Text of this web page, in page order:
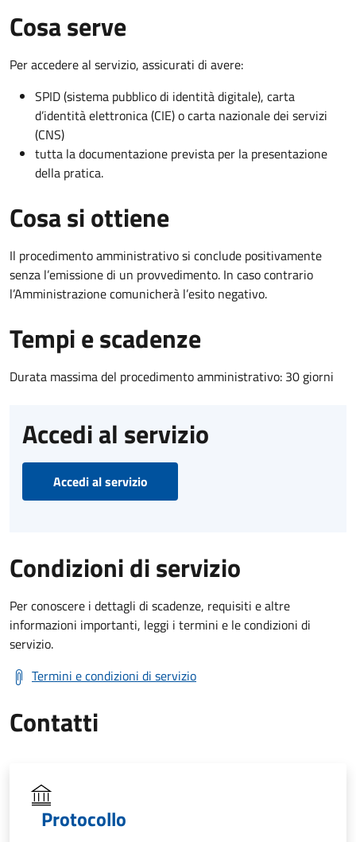
Cosa serve
Per accedere al servizio, assicurati di avere:
SPID (sistema pubblico di identità digitale), carta
d’identità elettronica (CIE) o carta nazionale dei servizi
(CNS)
tutta la documentazione prevista per la presentazione
della pratica.
Cosa si ottiene
Il procedimento amministrativo si conclude positivamente
senza l’emissione di un provvedimento. In caso contrario
l’Amministrazione comunicherà l’esito negativo.
Tempi e scadenze
Durata massima del procedimento amministrativo: 30 giorni
Accedi al servizio
Accedi al servizio
Condizioni di servizio
Per conoscere i dettagli di scadenze, requisiti e altre
informazioni importanti, leggi i termini e le condizioni di
servizio.
Termini e condizioni di servizio
Contatti
Protocollo